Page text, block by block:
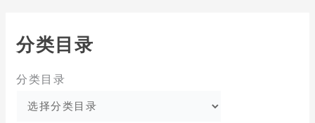
分类目录
分类目录